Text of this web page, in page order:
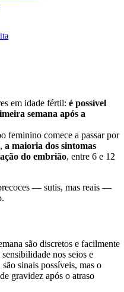
em idade fértil:é possível
semana após a
feminino comece a passar por
a maioria dos sintomas
do embrião, entre 6 e 12
— sutis, mas reais —
são discretos e facilmente
nos seios e
sinais possíveis, mas o
gravidez após o atraso